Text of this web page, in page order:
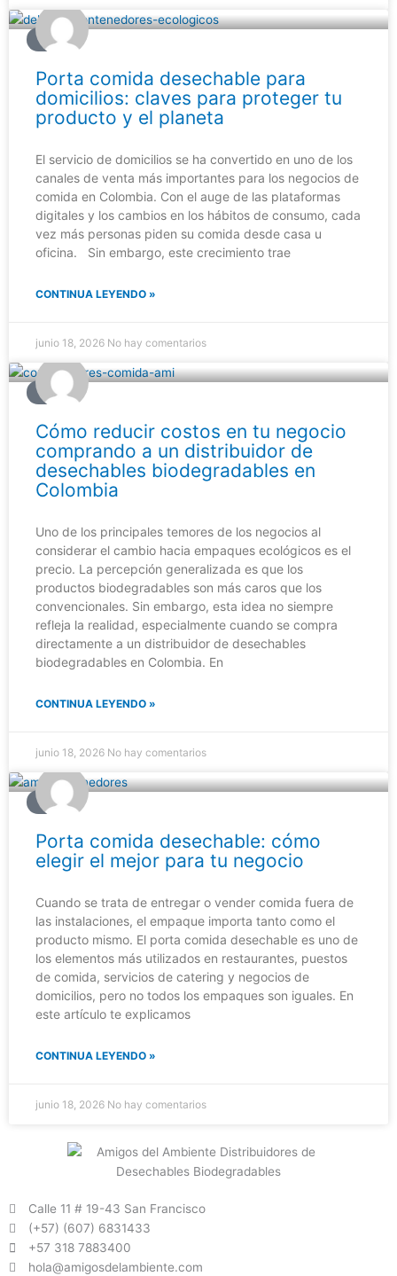
BLOG
Porta comida desechable para
domicilios: claves para proteger tu
producto y el planeta
El servicio de domicilios se ha convertido en uno de los
canales de venta más importantes para los negocios de
comida en Colombia. Con el auge de las plataformas
digitales y los cambios en los hábitos de consumo, cada
vez más personas piden su comida desde casa u
oficina. Sin embargo, este crecimiento trae
CONTINUA LEYENDO »
junio 18, 2026 No hay comentarios
BLOG
Cómo reducir costos en tu negocio
comprando a un distribuidor de
desechables biodegradables en
Colombia
Uno de los principales temores de los negocios al
considerar el cambio hacia empaques ecológicos es el
precio. La percepción generalizada es que los
productos biodegradables son más caros que los
convencionales. Sin embargo, esta idea no siempre
refleja la realidad, especialmente cuando se compra
directamente a un distribuidor de desechables
biodegradables en Colombia. En
CONTINUA LEYENDO »
junio 18, 2026 No hay comentarios
BLOG
Porta comida desechable: cómo
elegir el mejor para tu negocio
Cuando se trata de entregar o vender comida fuera de
las instalaciones, el empaque importa tanto como el
producto mismo. El porta comida desechable es uno de
los elementos más utilizados en restaurantes, puestos
de comida, servicios de catering y negocios de
domicilios, pero no todos los empaques son iguales. En
este artículo te explicamos
CONTINUA LEYENDO »
junio 18, 2026 No hay comentarios
Calle 11 # 19-43 San Francisco
(+57) (607) 6831433
+57 318 7883400
hola@amigosdelambiente.com